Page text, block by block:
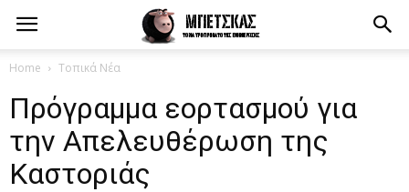
Home Τοπικά Νέα
Πρόγραμμα εορτασμού για
την Απελευθέρωση της
Καστοριάς